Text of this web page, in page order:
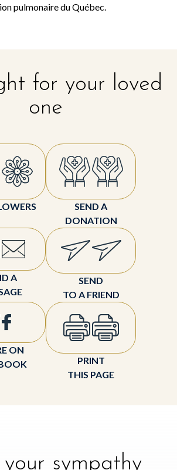
pulmonaire du Québec.
for your loved
one
SEND A
DONATION
A
SEND
TO A FRIEND
ON
PRINT
THIS PAGE
your sympathy